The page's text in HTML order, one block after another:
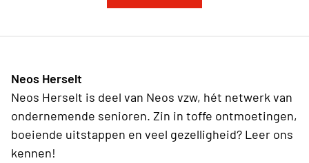
Neos Herselt
Neos Herselt is deel van Neos vzw, hét netwerk van
ondernemende senioren. Zin in toffe ontmoetingen,
boeiende uitstappen en veel gezelligheid? Leer ons
kennen!